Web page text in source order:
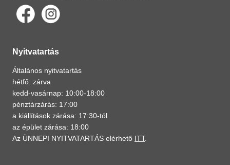
Nyitvatartás
Általános nyitvatartás
hétfő: zárva
kedd-vasárnap: 10:00-18:00
pénztárzárás: 17:00
a kiállítások zárása: 17:30-tól
az épület zárása: 18:00
Az ÜNNEPI NYITVATARTÁS elérhető ITT.